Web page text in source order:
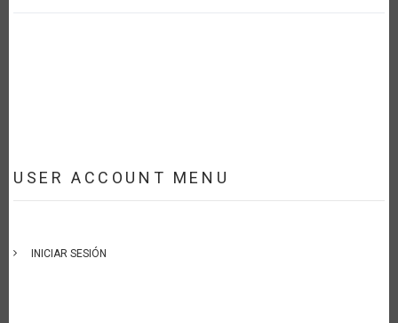
USER ACCOUNT MENU
INICIAR SESIÓN